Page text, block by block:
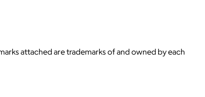
attached are trademarks of and owned by each